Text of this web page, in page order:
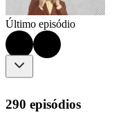
Último episódio
290 episódios